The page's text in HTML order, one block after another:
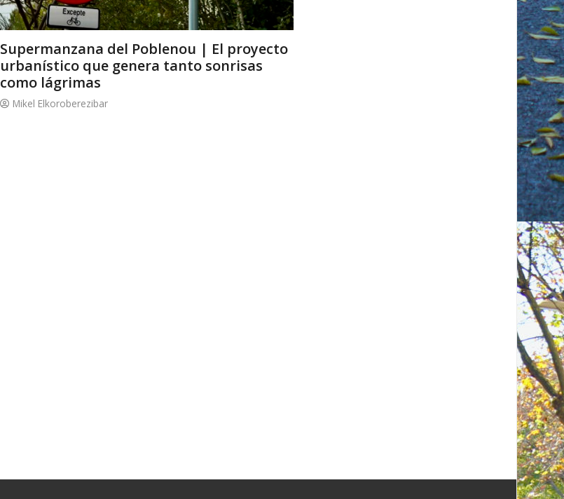
Supermanzana del Poblenou | El proyecto
urbanístico que genera tanto sonrisas
como lágrimas
Mikel Elkoroberezibar